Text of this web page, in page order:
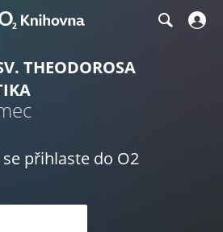
THEODOROSA
přihlaste do O2